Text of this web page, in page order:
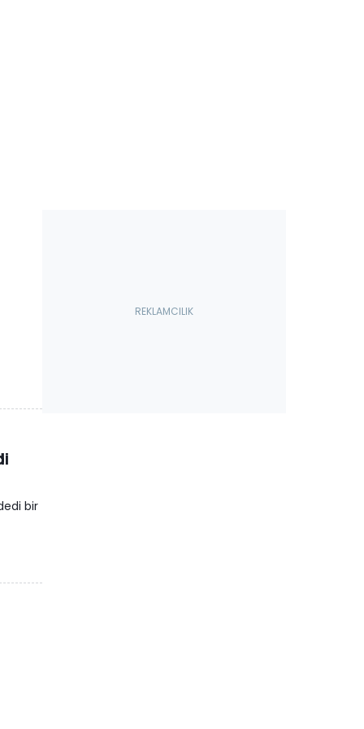
bir